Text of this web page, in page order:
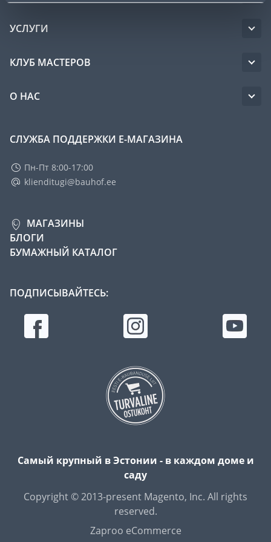
УСЛУГИ
КЛУБ МАСТЕРОВ
О НАС
СЛУЖБА ПОДДЕРЖКИ Е-МАГАЗИНА
Пн-Пт 8:00-17:00
klienditugi@bauhof.ee
МАГАЗИНЫ
БЛОГИ
БУМАЖНЫЙ КАТАЛОГ
ПОДПИСЫВАЙТЕСЬ:
Самый крупный в Эстонии - в каждом доме и
саду
Copyright © 2013-present Magento, Inc. All rights
reserved.
Zaproo eCommerce